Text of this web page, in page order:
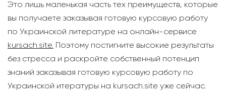
Это лишь маленькая часть тех преимуществ, которые
вы получаете заказывая готовую курсовую работу
по Украинской литературе на онлайн-сервисе
kursach.site. Поэтому постигните высокие результаты
без стресса и раскройте собственный потенцип
знаний заказывая готовую курсовую работу по
Украинской итературы на kursach.site уже сейчас.